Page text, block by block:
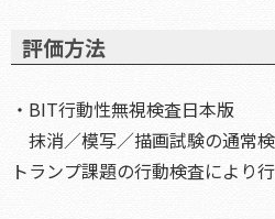
評価方法
・BIT行動性無視検査日本版
抹消／模写／描画試験の通常
トランプ課題の行動検査により